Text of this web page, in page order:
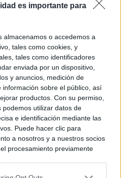
es importante para
almacenamos o accedemos a
tales como cookies, y
tales como identificadores
enviada por un dispositivo,
y anuncios, medición de
sobre el público, así
productos. Con su permiso,
podemos utilizar datos de
e identificación mediante las
Puede hacer clic para
a nosotros y a nuestros socios
procesamiento previamente